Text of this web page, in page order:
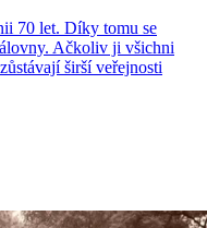
70 let. Díky tomu se
Ačkoliv ji všichni
širší veřejnosti